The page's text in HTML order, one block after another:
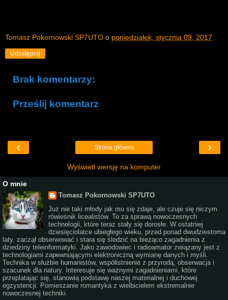
Tomasz Pokornowski SP7UTO o poniedziałek, stycznia 09, 2017
Udostępnij
Brak komentarzy:
Prześlij komentarz
‹ ›
Strona główna
Wyświetl wersję na komputer
O mnie
Tomasz Pokornowski SP7UTO
Już nie taki młody jak mu się zdaje, ale czuje się niczym
rówieśnik licealistów. To za sprawą nowoczesnych
technologii, które teraz stały się dorosłe. W ostatniej
dziesięciolatce ubiegłego wieku, przed ponad dwudziestoma
laty, zaczął obserwować i stara się śledzić na bieżąco zagadnienia z
dziedziny teleinformatyki. Jako zawodowiec i radioamator związany jest z
technologiami zapewniającymi elektroniczną wymianę danych i myśli.
Technika w służbie humanistów, współistnienie z przyrodą, obserwacja i
szacunek dla natury. Interesuje się ważnymi zagadnieniami, które
przeplatając się, stanowią podstawę naszej materialnej i duchowej
egzystencji. Pomieszanie romantyka z wielbicielem ekstremalnie
nowoczesnej techniki.